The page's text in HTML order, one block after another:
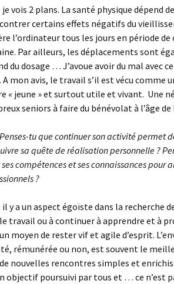
je vois 2 plans. La santé physique dépend
certains effets négatifs du
l’ordinateur tous les jours en période
Par ailleurs, les déplacements sont
du dosage … J’avoue avoir du mal avec
A mon avis, le travail s’il est vécu comme
« jeune » et surtout utile et vivant. Une
seniors à faire du bénévolat à l’âge
Penses-tu que continuer son activité permet
sa quête de réalisation personnelle ?
compétences et ses connaissances pour
?
il y a un aspect égoïste dans la recherche
travail ou à continuer à apprendre et à
moyen de rester vif et agile d’esprit.
rémunérée ou non, est souvent le
nouvelles rencontres simples et
objectif poursuivi par tous et … ce n’est